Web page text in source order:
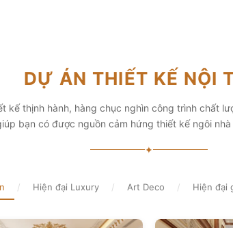
Xem chi tiết
DỰ ÁN THIẾT KẾ NỘI
kế thịnh hành, hàng chục nghìn công trình chất
bạn có được nguồn cảm hứng thiết kế ngôi
✦
/ Hiện đại Luxury / Art Deco / Hiện đại